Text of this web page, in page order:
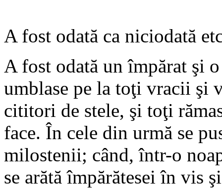
A fost odată ca niciodată
A fost odată un împărat şi
umblase pe la toţi vracii şi
cititori de stele, şi toţi
face. În cele din urmă se
milostenii; când, într-o
se arătă împărătesei în vis